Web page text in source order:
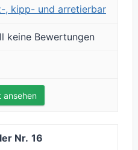
, kipp- und arretierbar
keine Bewertungen
ansehen
16